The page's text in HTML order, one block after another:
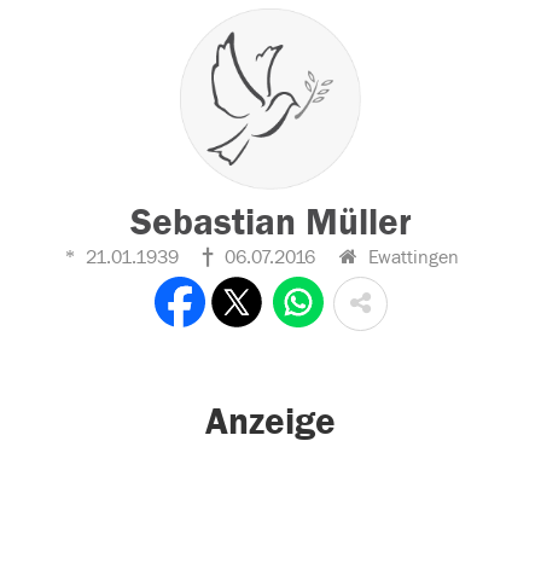
Sebastian Müller
21.01.1939 06.07.2016 Ewattingen
Anzeige